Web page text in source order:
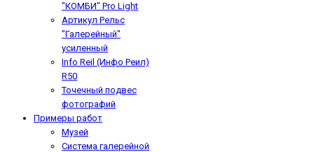
"КОМБИ" Pro Light
Артикул Рельс
"Галерейный"
усиленный
Info Reil (Инфо Реил)
R50
Точечный подвес
фотографий
Примеры работ
Музей
Система галерейной